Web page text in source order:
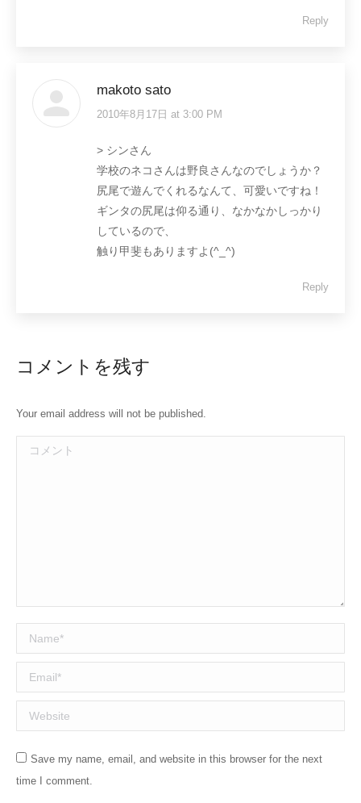
Reply
makoto sato
says:
2010年8月17日 at 3:00 PM
> シンさん
学校のネコさんは野良さんなのでしょうか？
尻尾で遊んでくれるなんて、可愛いですね！
ギンタの尻尾は仰る通り、なかなかしっかり
しているので、
触り甲斐もありますよ(^_^)
Reply
コメントを残す
Your email address will not be published.
コメント
Name *
Email *
Website
Save my name, email, and website in this browser for the next
time I comment.